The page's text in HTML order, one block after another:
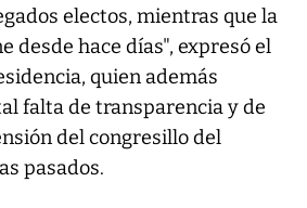
electos, mientras que la
desde hace días", expresó el
quien además
falta de transparencia y de
del congresillo del
pasados.